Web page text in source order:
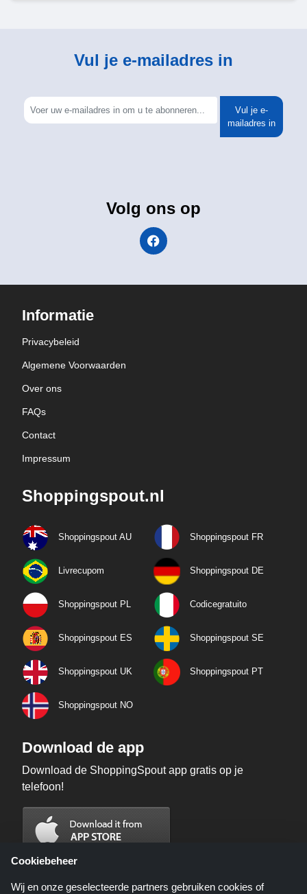
Vul je e-mailadres in
Vul je e-
mailadres in
Volg ons op
Informatie
Privacybeleid
Algemene Voorwaarden
Over ons
FAQs
Contact
Impressum
Shoppingspout.nl
Shoppingspout AU Shoppingspout FR
Livrecupom Shoppingspout DE
Shoppingspout PL Codicegratuito
Shoppingspout ES Shoppingspout SE
Shoppingspout UK Shoppingspout PT
Shoppingspout NO
Download de app
Download de ShoppingSpout app gratis op je
telefoon!
Cookiebeheer
Wij en onze geselecteerde partners gebruiken cookies of